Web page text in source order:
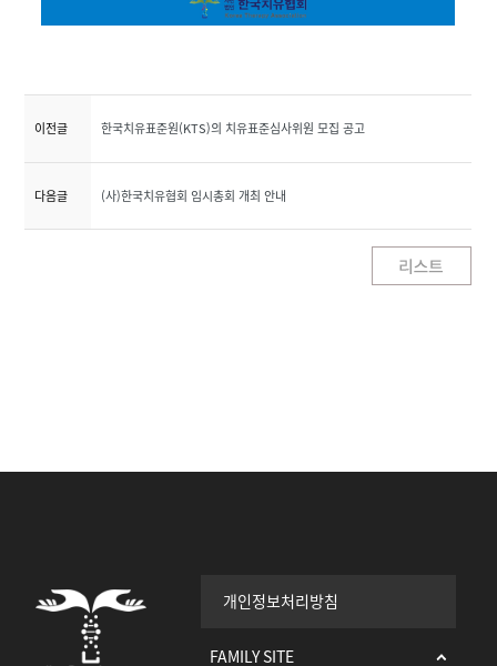
이전글 한국치유표준원(KTS)의 치유표준심사위원 모집 공고
다음글 (사)한국치유협회 임시총회 개최 안내
개인정보처리방침
FAMILY SITE